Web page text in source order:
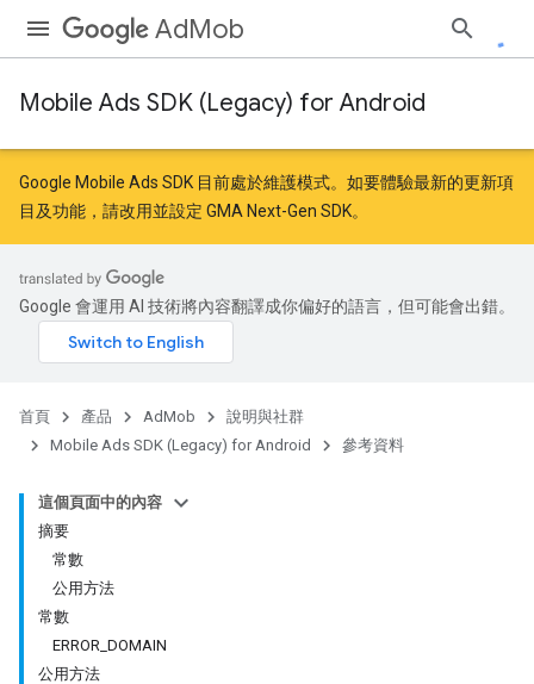
AdMob
Mobile Ads SDK (Legacy) for Android
Google Mobile Ads SDK 目前處於維護模式。如要體驗最新的更新項
目及功能，請改用並設定 GMA Next-Gen SDK。
Google 會運用 AI 技術將內容翻譯成你偏好的語言，但可能會出錯。
首頁 產品 AdMob
說明與社群
Mobile Ads SDK (Legacy) for Android
參考資料
這個頁面中的內容
摘要
常數
公用方法
常數
ERROR_DOMAIN
公用方法